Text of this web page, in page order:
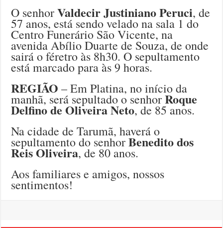
O senhorValdecir Justiniano Peruci, de
57 anos, está sendo velado na sala 1 do
Centro Funerário São Vicente, na
avenida Abílio Duarte de Souza, de onde
sairá o féretro às 8h30. O sepultamento
está marcado para às 9 horas.
REGIÃO – Em Platina, no início da
manhã, será sepultado o senhorRoque
Delfino de Oliveira Neto, de 85 anos.
Na cidade de Tarumã, haverá o
sepultamento do senhorBenedito dos
Reis Oliveira, de 80 anos.
Aos familiares e amigos, nossos
sentimentos!